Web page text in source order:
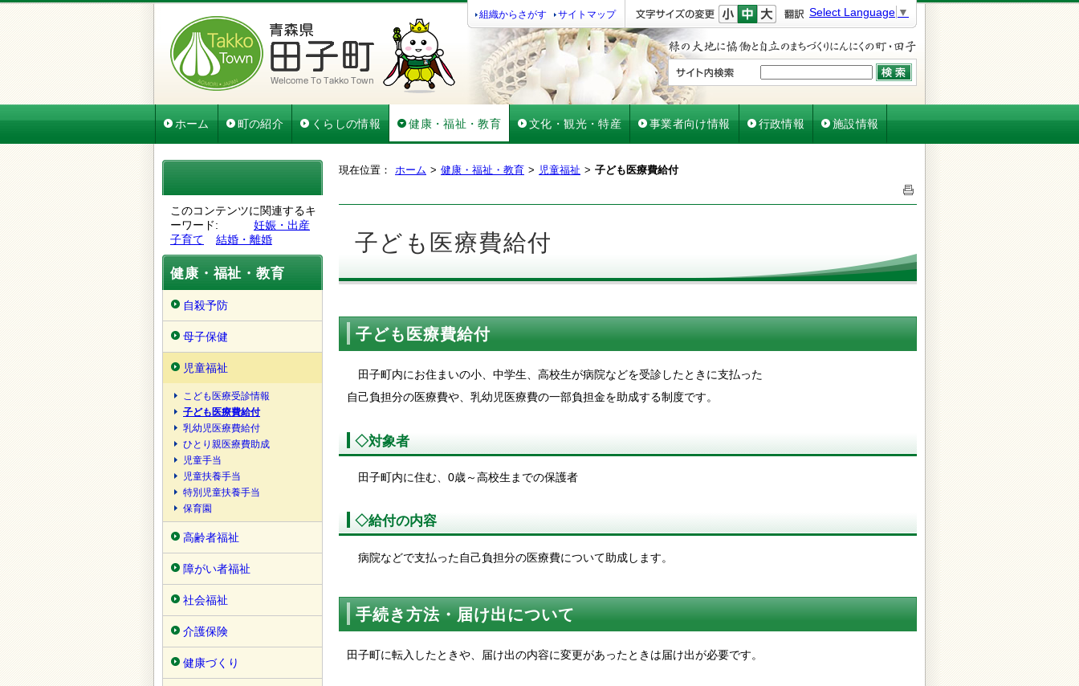
組織からさがす サイトマップ 文字を小さく
文字を元に戻す
文字を大きく
Select Language ▼
ホーム 町の紹介 くらしの情報 健康・福祉・教育 文化・観光・特産 事業者向け情報 行政情報 施設情報
このコンテンツに関連するキ
ーワード
妊娠・出産
子育て
結婚・離婚
健康・福祉・教育
自殺予防
母子保健
児童福祉
こども医療受診情報
子ども医療費給付
乳幼児医療費給付
ひとり親医療費助成
児童手当
児童扶養手当
特別児童扶養手当
保育園
高齢者福祉
障がい者福祉
社会福祉
介護保険
健康づくり
現在位置： ホーム 健康・福祉・教育 児童福祉 子ども医療費給付
子ども医療費給付
子ども医療費給付
田子町内にお住まいの小、中学生、高校生が病院などを受診したときに支払った
自己負担分の医療費や、乳幼児医療費の一部負担金を助成する制度です。
◇対象者
田子町内に住む、0歳～高校生までの保護者
◇給付の内容
病院などで支払った自己負担分の医療費について助成します。
手続き方法・届け出について
田子町に転入したときや、届け出の内容に変更があったときは届け出が必要です。